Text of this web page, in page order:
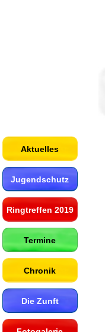
Aktuelles
Jugendschutz
Ringtreffen 2019
Termine
Chronik
Die Zunft